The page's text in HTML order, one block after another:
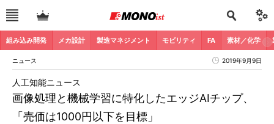
組み込み開発 メカ設計 製造マネジメント モビリティ FA 素材／化学
ニュース 2019年9月9日
画像処理と機械学習に特化したエッジAIチップ、
「売価は1000円以下を目標」
人工知能ニュース